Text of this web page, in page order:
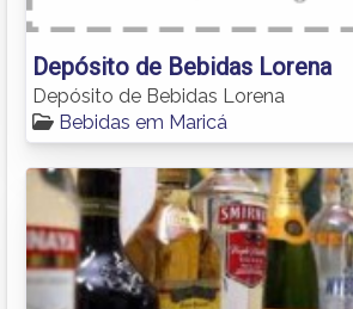
Depósito de Bebidas Lorena
Depósito de Bebidas Lorena
Bebidas em Maricá